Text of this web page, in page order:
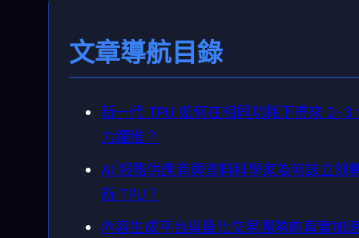
文章導航目錄
新一代 TPU 如何在相同功耗下帶來 2-3
力躍進？
AI 服務供應商與資料科學家為何該立刻
新 TPU？
內容生成平台與量化交易團隊的真實加